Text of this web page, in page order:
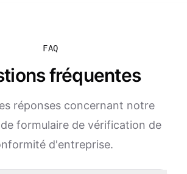
FAQ
fréquentes
réponses concernant notre
formulaire de vérification de
d'entreprise.